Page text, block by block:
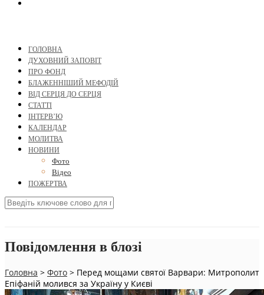
ГОЛОВНА
ДУХОВНИЙ ЗАПОВІТ
ПРО ФОНД
БЛАЖЕННІШИЙ МЕФОДІЙ
ВІД СЕРЦЯ ДО СЕРЦЯ
СТАТТІ
ІНТЕРВ’Ю
КАЛЕНДАР
МОЛИТВА
НОВИНИ
Фото
Відео
ПОЖЕРТВА
Повідомлення в блозі
Головна > Фото > Перед мощами святої Варвари: Митрополит
Епіфаній молився за Україну у Києві